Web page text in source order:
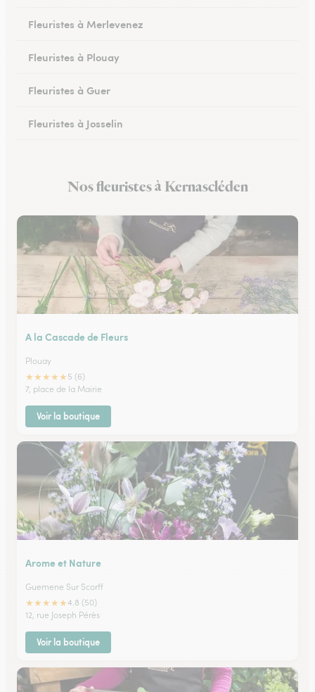
Fleuristes à Merlevenez
Fleuristes à Plouay
Fleuristes à Guer
Fleuristes à Josselin
Fleuristes à Pontivy
Nos fleuristes à Kernascléden
A la Cascade de Fleurs
Plouay
★★★★★ 5 (6)
7, place de la Mairie
Voir la boutique
Arome et Nature
Guemene Sur Scorff
★★★★★4.8 (50)
12, rue Joseph Pérès
Voir la boutique